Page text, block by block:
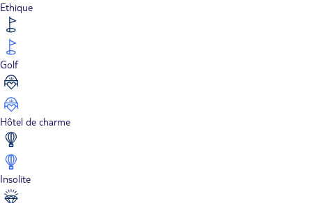
Ethique
Golf
Hôtel de charme
Insolite